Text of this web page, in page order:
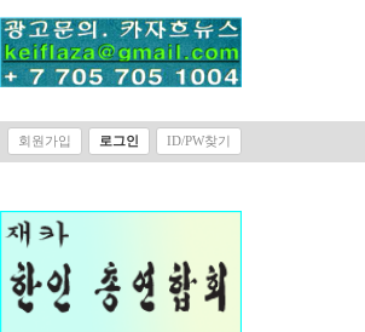
회원가입 로그인 ID/PW찾기